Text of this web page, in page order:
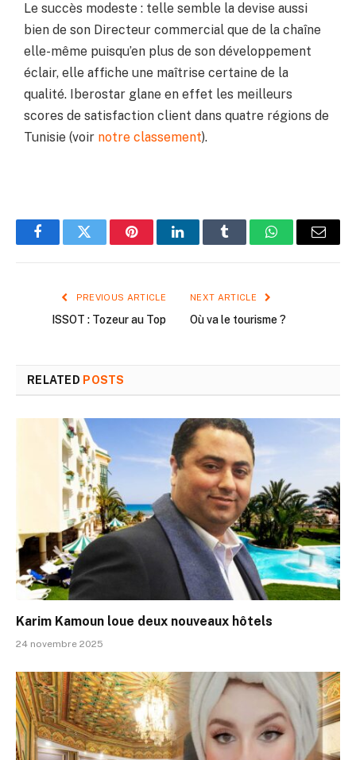
Le succès modeste : telle semble la devise aussi
bien de son Directeur commercial que de la chaîne
elle-même puisqu’en plus de son développement
éclair, elle affiche une maîtrise certaine de la
qualité. Iberostar glane en effet les meilleurs
scores de satisfaction client dans quatre régions de
Tunisie (voir notre classement).
FacebookTwitter PinterestLinkedInTumblr WhatsAppEmail
PREVIOUS ARTICLE
ISSOT : Tozeur au Top
NEXT ARTICLE
Où va le tourisme ?
RELATED POSTS
Karim Kamoun loue deux nouveaux hôtels
24 novembre 2025